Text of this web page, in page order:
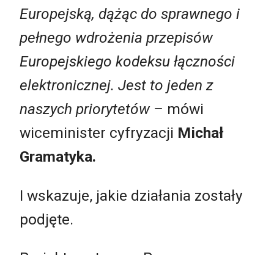
Europejską, dążąc do sprawnego i
pełnego wdrożenia przepisów
Europejskiego kodeksu łączności
elektronicznej. Jest to jeden z
naszych priorytetów – mówi
wiceminister cyfryzacji Michał
Gramatyka.
I wskazuje, jakie działania zostały
podjęte.